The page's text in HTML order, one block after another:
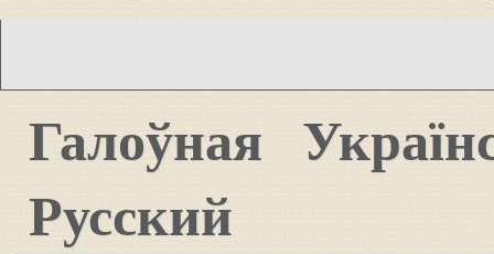
Галоўная
Русский